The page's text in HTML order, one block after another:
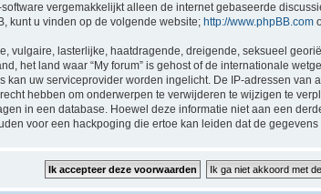
software vergemakkelijkt alleen de internet gebaseerde
kunt u vinden op de volgende website; http://www.phpBB.com
vulgaire, lasterlijke, haatdragende, dreigende, seksueel
het land waar “My forum” is gehost of de internationale
kan uw serviceprovider worden ingelicht. De IP-adressen
hebben om onderwerpen te verwijderen te wijzigen te
in een database. Hoewel deze informatie niet aan een
voor een hackpoging die ertoe kan leiden dat de gegevens